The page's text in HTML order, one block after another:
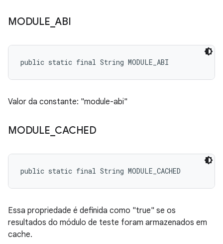
MODULE _ABI
public static final String MODULE_ABI
Valor da constante: "module-abi"
MODULE CACHED
public static final String MODULE_CACHED
Essa propriedade é definida como "true" se os
resultados do módulo de teste foram armazenados em
cache.